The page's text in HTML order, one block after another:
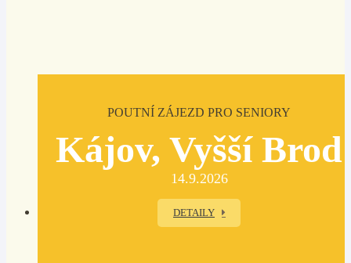
POUTNÍ ZÁJEZD PRO SENIORY
Kájov, Vyšší Brod
14.9.2026
DETAILY